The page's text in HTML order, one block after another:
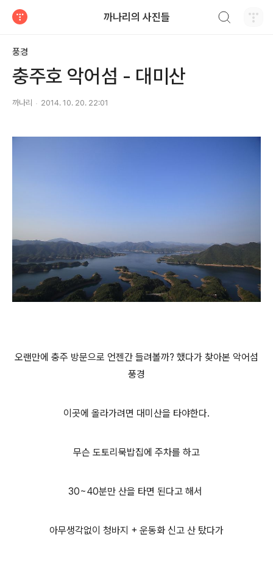
까나리의 사진들
풍경
충주호 악어섬 - 대미산
까나리 2014. 10. 20. 22:01
오랜만에 충주 방문으로 언젠간 들려볼까? 했다가 찾아본 악어섬
풍경
이곳에 올라가려면 대미산을 타야한다.
무슨 도토리묵밥집에 주차를 하고
30~40분만 산을 타면 된다고 해서
아무생각없이 청바지 + 운동화 신고 산 탔다가